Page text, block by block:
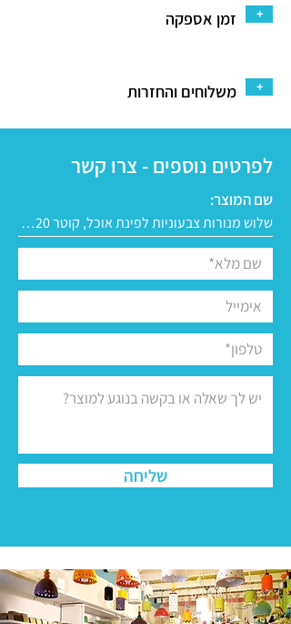
זמן אספקה +
משלוחים והחזרות +
לפרטים נוספים - צרו קשר
שם המוצר:
שליחה